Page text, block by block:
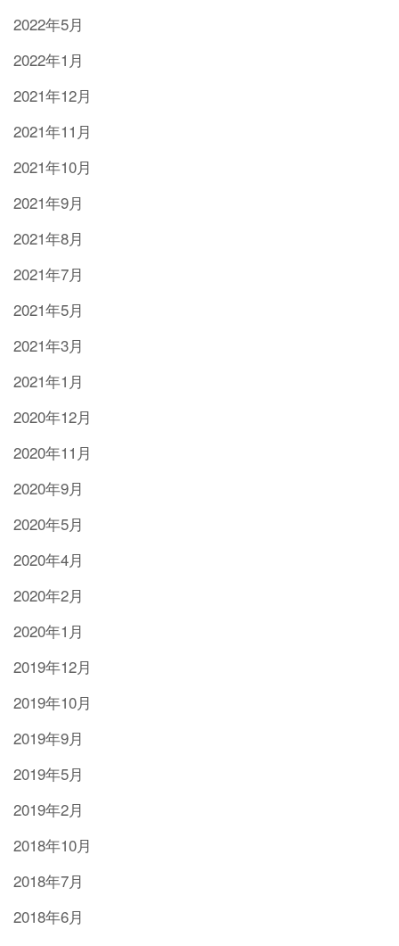
2022年5月
2022年1月
2021年12月
2021年11月
2021年10月
2021年9月
2021年8月
2021年7月
2021年5月
2021年3月
2021年1月
2020年12月
2020年11月
2020年9月
2020年5月
2020年4月
2020年2月
2020年1月
2019年12月
2019年10月
2019年9月
2019年5月
2019年2月
2018年10月
2018年7月
2018年6月